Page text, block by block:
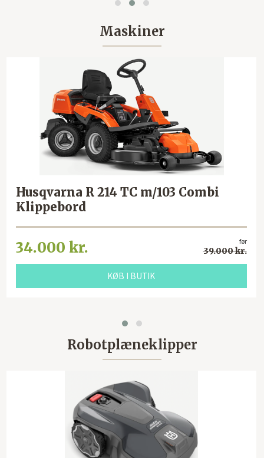
Maskiner
Husqvarna R 214 TC m/103 Combi
Klippebord
før
39.000 kr.
34.000 kr.
KØB I BUTIK
Robotplæneklipper